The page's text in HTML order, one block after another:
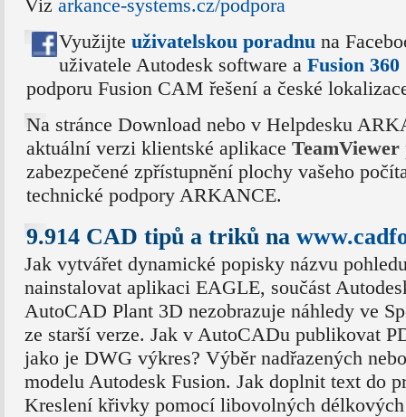
Viz arkance-systems.cz/podpora
Využijte uživatelskou poradnu na
uživatele Autodesk software a Fusion
podporu Fusion CAM řešení a české
Na stránce Download nebo v Helpdesku
aktuální verzi klientské aplikace TeamViewer
zabezpečené zpřístupnění plochy vašeho
technické podpory ARKANCE.
9.914 CAD tipů a triků na
Jak vytvářet dynamické popisky názvu
nainstalovat aplikaci EAGLE, součást
AutoCAD Plant 3D nezobrazuje náhledy ve
ze starší verze. Jak v AutoCADu publikovat
jako je DWG výkres? Výběr nadřazených
modelu Autodesk Fusion. Jak doplnit text do
Kreslení křivky pomocí libovolných